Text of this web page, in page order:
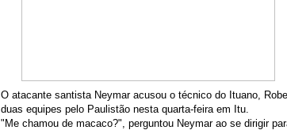
O atacante santista Neymar acusou o técnico do Ituano,
duas equipes pelo Paulistão nesta quarta-feira em Itu.
"Me chamou de macaco?", perguntou Neymar ao se dirigir